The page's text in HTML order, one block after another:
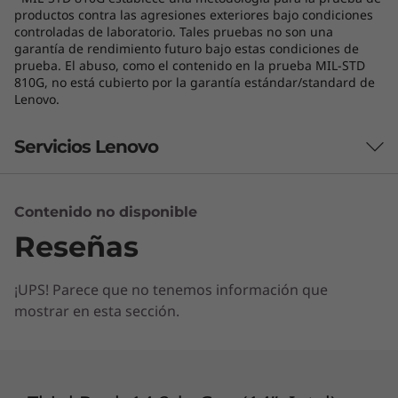
Sus elegantes biseles ofrecen una relación
pantalla-cuerpo del 85%. Y con solo 17,9 mm y
1,4 kg, es lo suficientemente delgada y liviana
para llevarla a cualquier parte.
La Lenovo ThinkBook 14 de 2da generación te
cancelación de ruido basada en IA optimiza el
sonido de las teleconferencias, mientras que
los controles especiales te proporcionan más
micrófono.
productos contra las agresiones exteriores bajo condiciones
controladas de laboratorio. Tales pruebas no son una
garantía de rendimiento futuro bajo estas condiciones de
prueba. El abuso, como el contenido en la prueba MIL-STD
810G, no está cubierto por la garantía estándar/standard de
Lenovo.
Servicios Lenovo
¿Qué incluye Lenovo Premier Support
Plus?
Accidentales (ADP), Mantenga Su Unidad (KYD) y
Sustitución de la Batería Sellada (SB), con cobertura
Contenido no disponible
Reseñas
¡UPS! Parece que no tenemos información que
mostrar en esta sección.